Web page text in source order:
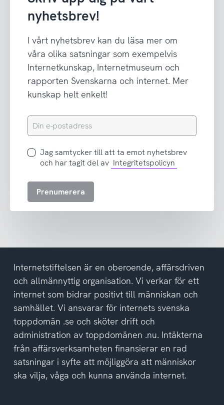
nyhetsbrev!
I vårt nyhetsbrev kan du läsa mer om
våra olika satsningar som exempelvis
Internetkunskap, Internetmuseum och
rapporten Svenskarna och internet. Mer
kunskap helt enkelt!
Din
e-
Jag
samtycker
att
del
av
integritetspolicyn
Jag samtycker till att ta emot nyhetsbrev
och har tagit del av Integritetspolicyn
Prenumerera
Internetstiftelsen är en oberoende, affärsdriven
och allmännyttig organisation. Vi verkar för ett
internet som bidrar positivt till människan och
samhället. Vi ansvarar för internets svenska
toppdomän .se och sköter drift och
administration av toppdomänen .nu. Intäkterna
från affärsverksamheten finansierar en rad
satsningar i syfte att möjliggöra att människor
ska vilja, våga och kunna använda internet.